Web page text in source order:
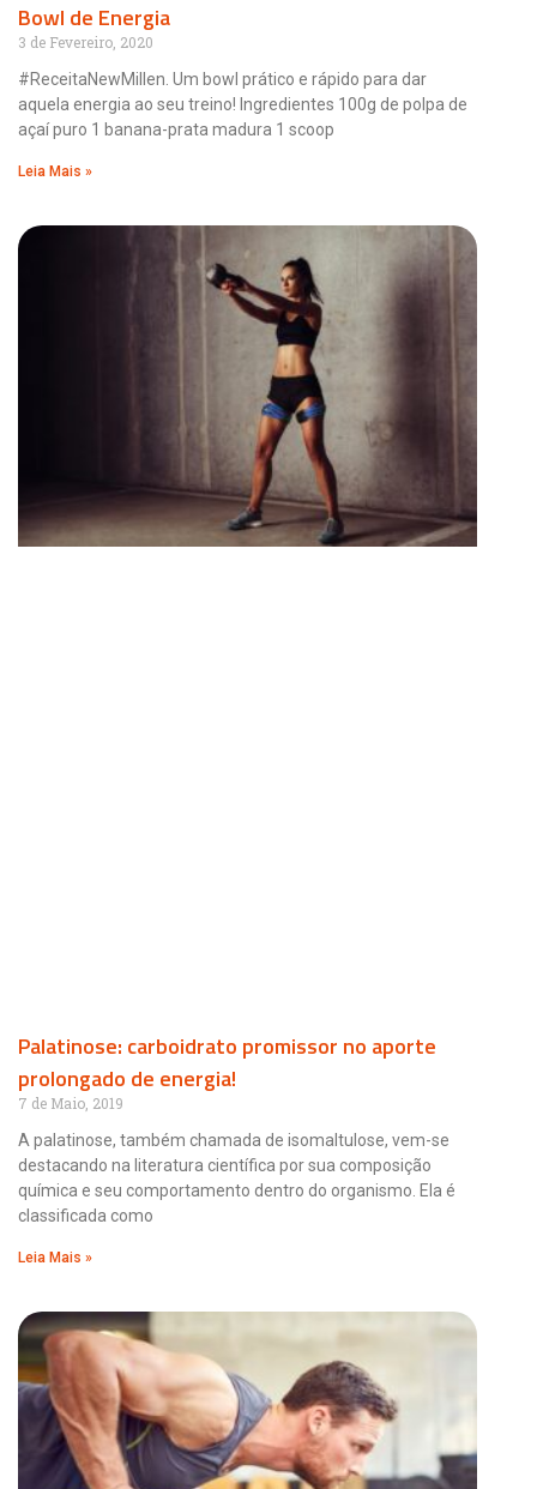
Bowl de Energia
3 de Fevereiro, 2020
#ReceitaNewMillen. Um bowl prático e rápido para dar
aquela energia ao seu treino! Ingredientes 100g de polpa de
açaí puro 1 banana-prata madura 1 scoop
Leia Mais »
Palatinose: carboidrato promissor no aporte
prolongado de energia!
7 de Maio, 2019
A palatinose, também chamada de isomaltulose, vem-se
destacando na literatura científica por sua composição
química e seu comportamento dentro do organismo. Ela é
classificada como
Leia Mais »